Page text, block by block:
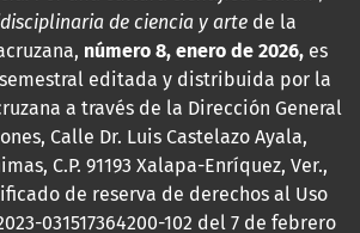
de ciencia y arte de la
número 8, enero de 2026, es
editada y distribuida por la
a través de la Dirección General
Calle Dr. Luis Castelazo Ayala,
C.P. 91193 Xalapa-Enríquez, Ver.,
de reserva de derechos al Uso
031517364200-102 del 7 de febrero